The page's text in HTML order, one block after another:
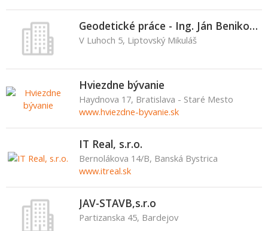
Geodetické práce - Ing. Ján Benikovský
V Luhoch 5, Liptovský Mikuláš
Hviezdne bývanie
Haydnova 17, Bratislava - Staré Mesto
www.hviezdne-byvanie.sk
IT Real, s.r.o.
Bernolákova 14/B, Banská Bystrica
www.itreal.sk
JAV-STAVB,s.r.o
Partizanska 45, Bardejov